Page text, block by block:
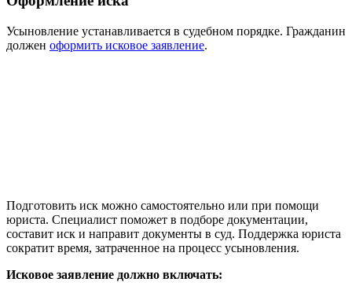
Усыновление устанавливается в судебном порядке. Гражданин
должен оформить исковое заявление.
Подготовить иск можно самостоятельно или при помощи
юриста. Специалист поможет в подборе документации,
составит иск и направит документы в суд. Поддержка юриста
сократит время, затраченное на процесс усыновления.
Исковое заявление должно включать: